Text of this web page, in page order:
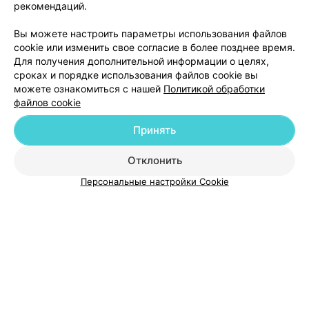
Добавить компанию
Добавить специалиста
рекомендаций.
Вы можете настроить параметры использования файлов
cookie или изменить свое согласие в более позднее время.
Для получения дополнительной информации о целях,
сроках и порядке использования файлов cookie вы
можете ознакомиться с нашей Политикой обработки
файлов cookie
Отклонить
Принять
Персональные настройки Cookie